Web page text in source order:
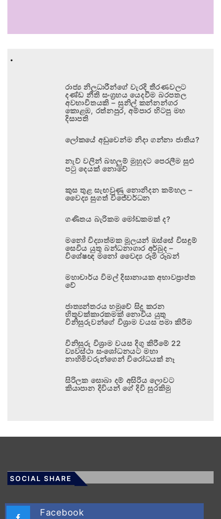
.
රාජ්‍ය නිලධාරීන්ගේ වැරදි තීරණවලට
දණ්ඩ නීති සංග්‍රහය යෙදවීම බරපතල
අවභාවිතයකි – සුනිල් කන්නන්ගර
කොළඹ, රත්නපුර, අම්පාර හිටපු මහ
දිසාපති
ලෝකයේ අඩුවෙන්ම නිදා ගන්නා ජාතිය?
නැව් වලින් බහලුම් මුහුදට පෙරලීම සුළු
පටු දෙයක් නොවේ
කුස තුළ සැඟවුණු නොනිදන කම්හල –
වෛද්‍ය සුගත් විජේවර්ධන
ගණිතය බැරිකම මෝඩකමක් ද?
මනෝ විද්‍යාත්මක මූලයන් ඔස්සේ විසඳුම්
සෙවිය යුතු බන්ධනාගාර අර්බුද –
විශේෂඥ මනෝ වෛද්‍ය රූමි රූබන්
මහාචාර්ය විමල් දිසානායක අභාවප්‍රාප්ත
වේ
ජාත්‍යන්තරය හමුවේ සිදු කරන
හිතුවක්කාරකමක් නොවිය යුතු
විනිසුරුවන්ගේ විශ්‍රාම වයස පමා කිරීම
විනිසුරු විශ්‍රාම වයස දිගු කිරීමේ 22
ව්‍යවස්ථා සංශෝධනයට මහා
නාහිමිවරුන්ගෙන් විරෝධයක් නෑ
සිරිලක සොබා දම් අසිරිය ලොවට
කියාපාන දිවියන් ගේ දිවි සුරකිමු
SOCIAL SHARE
Facebook